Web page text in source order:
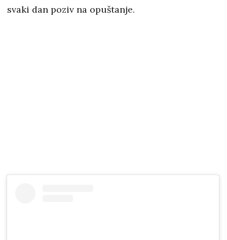
svaki dan poziv na opuštanje.